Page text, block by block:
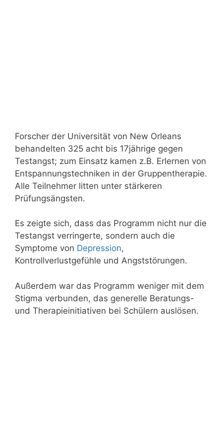
Forscher der Universität von New Orleans
behandelten 325 acht bis 17jährige gegen
Testangst; zum Einsatz kamen z.B. Erlernen von
Entspannungstechniken in der Gruppentherapie.
Alle Teilnehmer litten unter stärkeren
Prüfungsängsten.
Es zeigte sich, dass das Programm nicht nur die
Testangst verringerte, sondern auch die
Symptome von Depression,
Kontrollverlustgefühle und Angststörungen.
Außerdem war das Programm weniger mit dem
Stigma verbunden, das generelle Beratungs-
und Therapieinitiativen bei Schülern auslösen.